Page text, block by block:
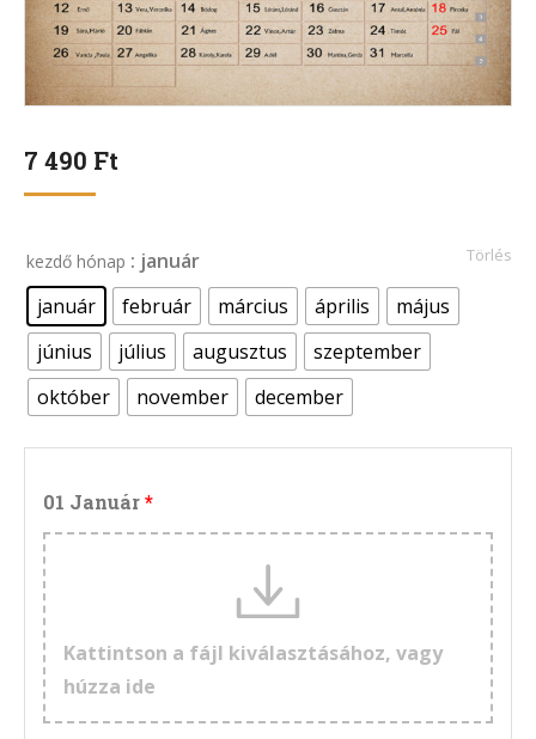
7 490 Ft
kezdő hónap : január
január
február március április
május
június
július augusztus
szeptember
október
november december
Törlés
01 Január
Kattintson a fájl kiválasztásához, vagy
húzza ide